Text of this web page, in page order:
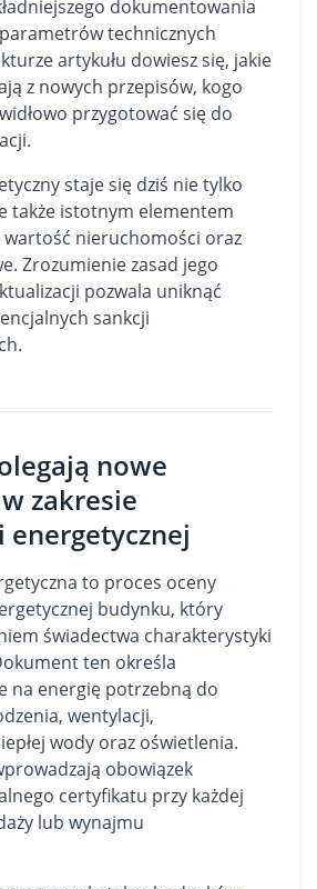
dokumentowania
technicznych
artykułu dowiesz się, jakie
z nowych przepisów, kogo
przygotować się do
staje się dziś nie tylko
także istotnym elementem
wartość nieruchomości oraz
Zrozumienie zasad jego
pozwala uniknąć
sankcji
nowe
zakresie
to proces oceny
budynku, który
świadectwa charakterystyki
ten określa
na energię potrzebną do
wentylacji,
wody oraz oświetlenia.
obowiązek
certyfikatu przy każdej
lub wynajmu